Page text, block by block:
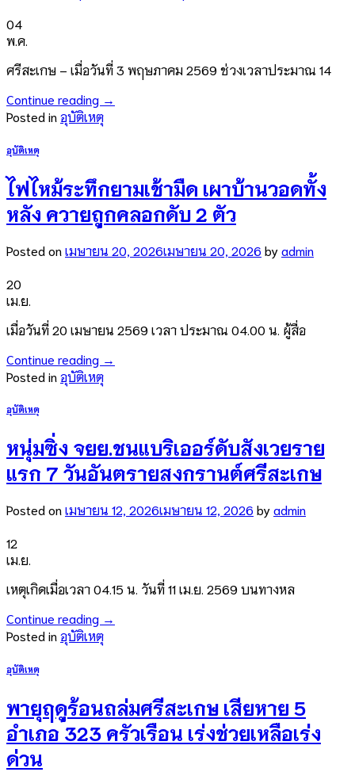
04
พ.ค.
ศรีสะเกษ – เมื่อวันที่ 3 พฤษภาคม 2569 ช่วงเวลาประมาณ 14
Continue reading →
Posted inอุบัติเหตุ
อุบัติเหตุ
ไฟไหม้ระทึกยามเช้ามืด เผาบ้านวอดทั้ง
หลัง ควายถูกคลอกดับ 2 ตัว
Posted onเมษายน 20, 2026เมษายน 20, 2026 byadmin
20
เม.ย.
เมื่อวันที่ 20 เมษายน 2569 เวลา ประมาณ 04.00 น. ผู้สื่อ
Continue reading →
Posted inอุบัติเหตุ
อุบัติเหตุ
หนุ่มซิ่ง จยย.ชนแบริเออร์ดับสังเวยราย
แรก 7 วันอันตรายสงกรานต์ศรีสะเกษ
Posted onเมษายน 12, 2026เมษายน 12, 2026 byadmin
12
เม.ย.
เหตุเกิดเมื่อเวลา 04.15 น. วันที่ 11 เม.ย. 2569 บนทางหล
Continue reading →
Posted inอุบัติเหตุ
อุบัติเหตุ
พายุฤดูร้อนถล่มศรีสะเกษ เสียหาย 5
อำเภอ 323 ครัวเรือน เร่งช่วยเหลือเร่ง
ด่วน